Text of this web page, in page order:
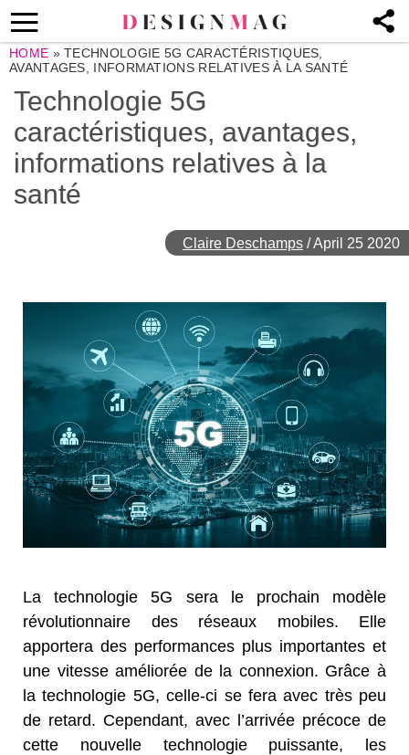
HOME »TECHNOLOGIE 5G CARACTÉRISTIQUES,
AVANTAGES, INFORMATIONS RELATIVES À LA SANTÉ
Technologie 5G
caractéristiques, avantages,
informations relatives à la
santé
Claire Deschamps /April 25 2020
La technologie 5G sera le prochain modèle
révolutionnaire des réseaux mobiles. Elle
apportera des performances plus importantes et
une vitesse améliorée de la connexion. Grâce à
la technologie 5G, celle-ci se fera avec très peu
de retard. Cependant, avec l’arrivée précoce de
cette nouvelle technologie puissante, les